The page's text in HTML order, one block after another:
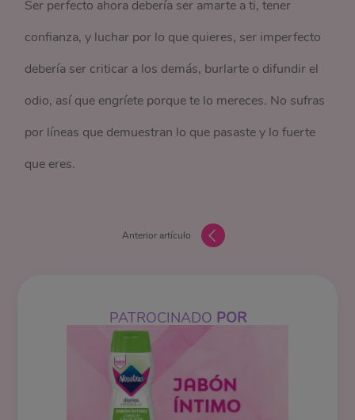
Ser perfecto ahora debería ser amarte a ti, tener
confianza, y luchar por lo que quieres, ser imperfecto
debería ser criticar a los demás, burlarte o difundir el
odio, así que engríete porque te lo mereces. No sufras
por líneas que demuestran lo que pasaste y lo fuerte
que eres.
Anterior artículo
PATROCINADO POR